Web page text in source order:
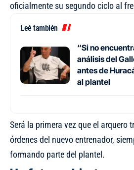
oficialmente su segundo ciclo al
Leé también
“Si no
análisis del
antes de
al plantel
Será la primera vez que el arquero
órdenes del nuevo entrenador,
formando parte del plantel.